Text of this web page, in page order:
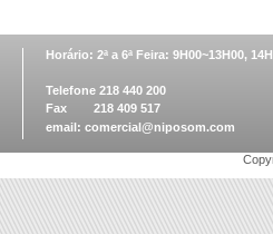
Horário: 2ª a 6ª Feira: 9H00~13H00,
Telefone 218 440 200
Fax 218 409 517
email: comercial@niposom.com